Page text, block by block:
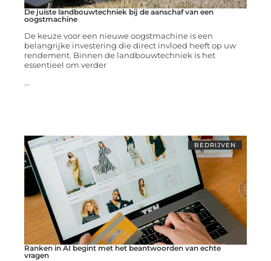
De juiste landbouwtechniek bij de aanschaf van een
oogstmachine
De keuze voor een nieuwe oogstmachine is een
belangrijke investering die direct invloed heeft op uw
rendement. Binnen de landbouwtechniek is het
essentieel om verder
...
BEDRIJVEN
Ranken in AI begint met het beantwoorden van echte
vragen